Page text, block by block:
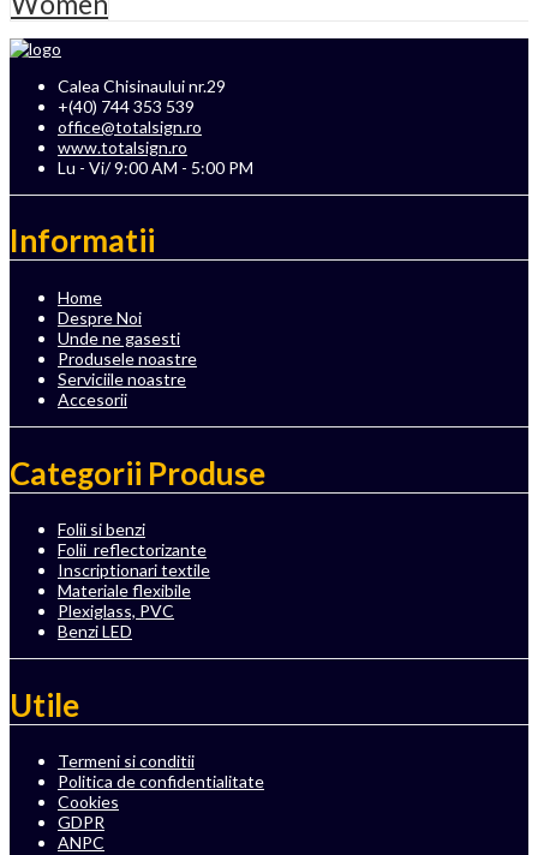
Calea Chisinaului nr.29
+(40) 744 353 539
office@totalsign.ro
www.totalsign.ro
Lu - Vi/ 9:00 AM - 5:00 PM
Informatii
Home
Despre Noi
Unde ne gasesti
Produsele noastre
Serviciile noastre
Accesorii
Categorii Produse
Folii si benzi
Folii reflectorizante
Inscriptionari textile
Materiale flexibile
Plexiglass, PVC
Benzi LED
Utile
Termeni si conditii
Politica de confidentialitate
Cookies
GDPR
ANPC